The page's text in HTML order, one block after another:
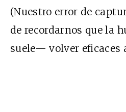
(Nuestro error de
de recordarnos que la
suele— volver eficaces